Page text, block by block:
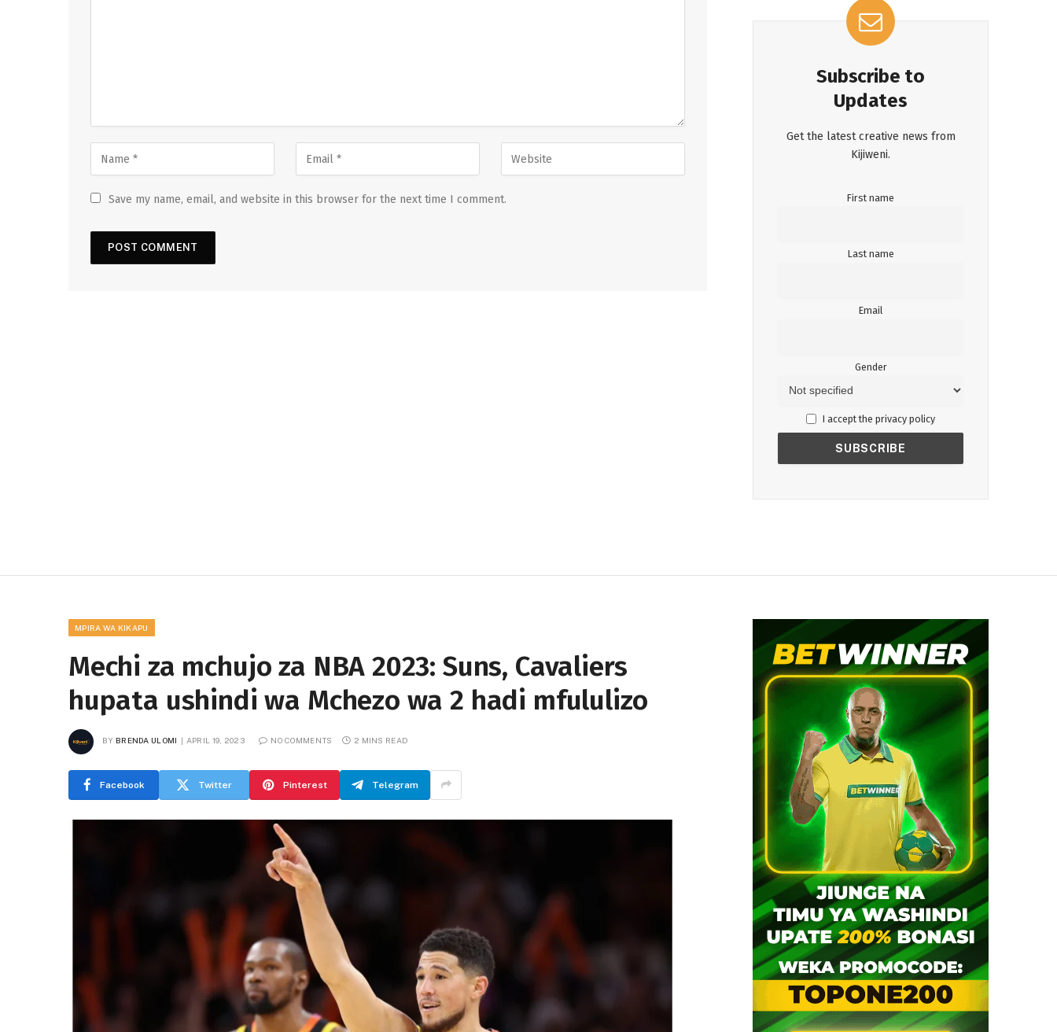
Save my name, email, and website in this browser for the next time I comment.
Subscribe to
Updates
Get the latest creative news from
Kijiweni.
First name
Last name
Email
Gender
I accept the privacy policy
MPIRA WA KIKAPU
Mechi za mchujo za NBA 2023: Suns, Cavaliers
hupata ushindi wa Mchezo wa 2 hadi mfululizo
BY BRENDA ULOMI APRIL 19, 2023 NO COMMENTS 2 MINS READ
Facebook Twitter Pinterest Telegram